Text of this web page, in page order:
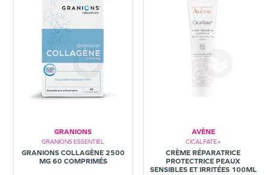
GRANIONS
GRANIONS ESSENTIEL
GRANIONS COLLAGÈNE 2500
MG 60 COMPRIMÉS
AVÈNE
CICALFATE+
CRÈME RÉPARATRICE
PROTECTRICE PEAUX
SENSIBLES ET IRRITÉES 100ML